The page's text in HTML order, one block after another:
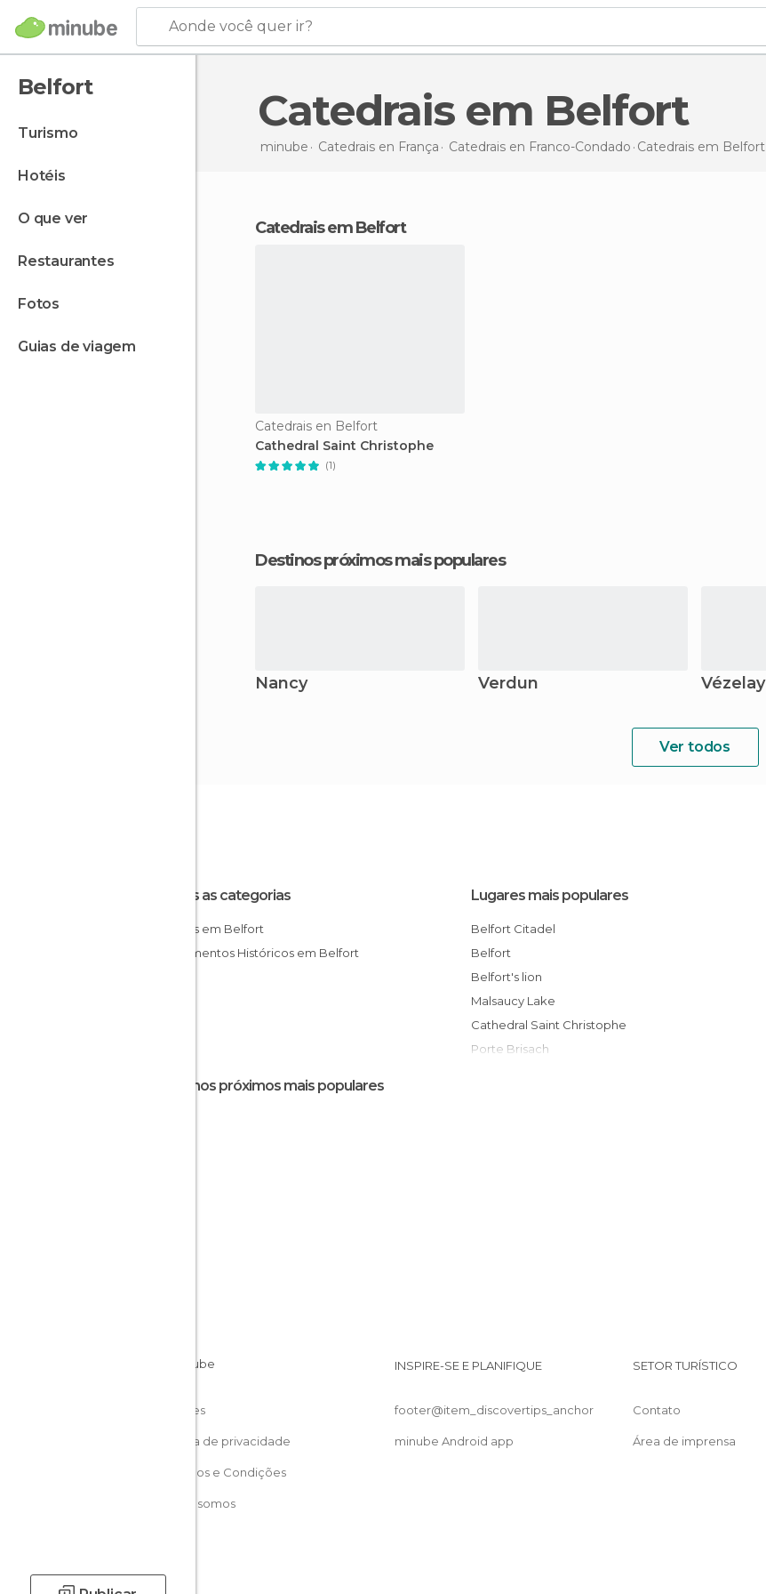
Aonde você quer ir?
Belfort
turismo
hotéis
o que ver
restaurantes
fotos
guias de viagem
Catedrais em Belfort
minube Catedrais en França Catedrais en Franco-Condado Catedrais em Belfort
catedrais em Belfort
Catedrais en Belfort
Cathedral Saint Christophe
(1)
Destinos próximos mais populares
Nancy Verdun Vézelay
Ver todos
Todas as categorias
Aldeias em Belfort
Monumentos Históricos em Belfort
Lugares mais populares
Belfort Citadel
Belfort
Belfort's lion
Malsaucy Lake
Cathedral Saint Christophe
Porte Brisach
Destinos próximos mais populares
Cookies
Política de privacidade
Términos e Condições
Quem somos
INSPIRE-SE E PLANIFIQUE
footer@item_discovertips_anchor
minube Android app
SETOR TURÍSTICO
Contato
Área de imprensa